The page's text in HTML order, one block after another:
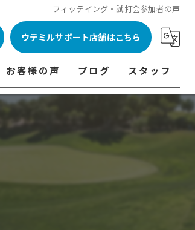
フィッテイング・試打会参加者の声
ウテミルサポート店舗はこちら
・
商品ラインナップ一覧
お客様の声
フィッテイング・試打会参加者の声
ブログ スタッフ